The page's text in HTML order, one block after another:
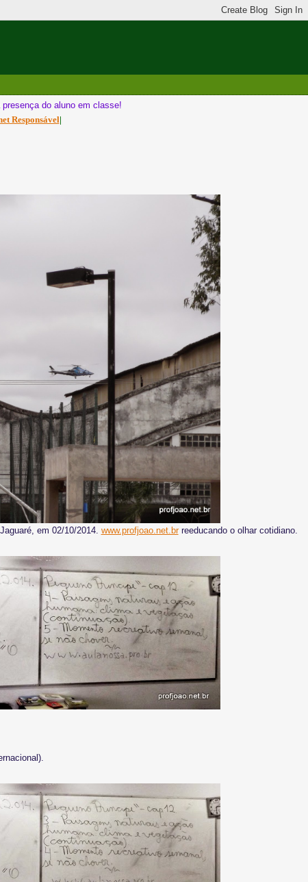
do aluno em classe!
Responsável|
em 02/10/2014. www.profjoao.net.brreeducando o olhar cotidiano.